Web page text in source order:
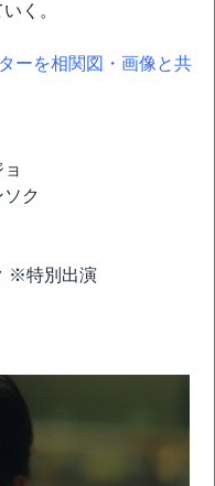
く。
ーを相関図・画像と共
ク
※特別出演